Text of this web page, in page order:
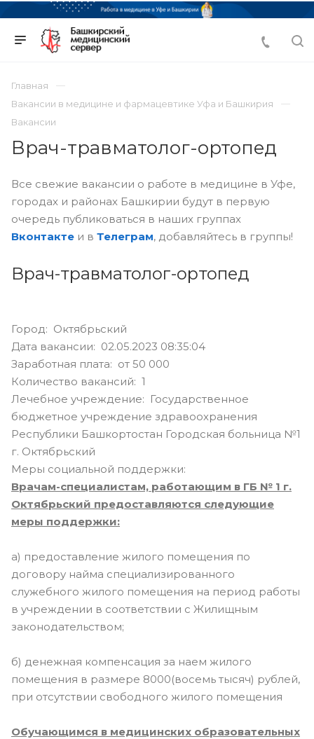
Главная
Вакансии в медицине и фармацевтике Уфа и Башкирия
Вакансии
Врач-травматолог-ортопед
Все свежие вакансии о работе в медицине в Уфе,
городах и районах Башкирии будут в первую
очередь публиковаться в наших группах
Вконтакте и в Телеграм, добавляйтесь в группы!
Врач-травматолог-ортопед
Город: Октябрьский
Дата вакансии: 02.05.2023 08:35:04
Заработная плата: от 50 000
Количество вакансий: 1
Лечебное учреждение: Государственное
бюджетное учреждение здравоохранения
Республики Башкортостан Городская больница №1
г. Октябрьский
Меры социальной поддержки:
Врачам-специалистам, работающим в ГБ № 1 г.
Октябрьский предоставляются следующие
меры поддержки:
а) предоставление жилого помещения по
договору найма специализированного
служебного жилого помещения на период работы
в учреждении в соответствии с Жилищным
законодательством;
б) денежная компенсация за наем жилого
помещения в размере 8000(восемь тысяч) рублей,
при отсутствии свободного жилого помещения
Обучающимся в медицинских образовательных